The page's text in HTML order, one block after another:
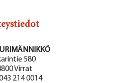
580
Virrat
214 0014